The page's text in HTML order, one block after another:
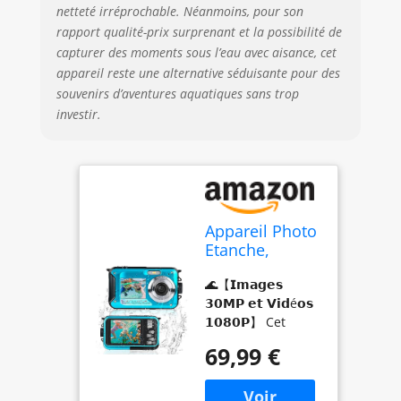
nager, plonger et
jouer sur la plage.
Avant d'aller sous
l'eau, assurez-vous
que le couvercle
de la batterie est
Compact, léger et
de poche, cet
camera sous
marine est facile à
piscine, à la plage
ou dans un parc
aquatique pendant
également livré
avec une pochette
netteté irréprochable. Néanmoins, pour son
rapport qualité-prix surprenant et la possibilité de
capturer des moments sous l’eau avec aisance, cet
appareil reste une alternative séduisante pour des
souvenirs d’aventures aquatiques sans trop
investir.
Appareil Photo
Etanche,
Caméra
Étanche 10FT
30MP Photo
Digital Zoom
avec Carte
🌊【𝗜𝗺𝗮𝗴𝗲𝘀
𝟯𝟬𝗠𝗣 𝗲𝘁 𝗩𝗶𝗱é𝗼𝘀
𝟭𝟬𝟴𝟬𝗣】 Cet
étanche prend en
charge les vidéos
1080P et les photos
69,99 €